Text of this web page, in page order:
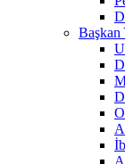
Başkan